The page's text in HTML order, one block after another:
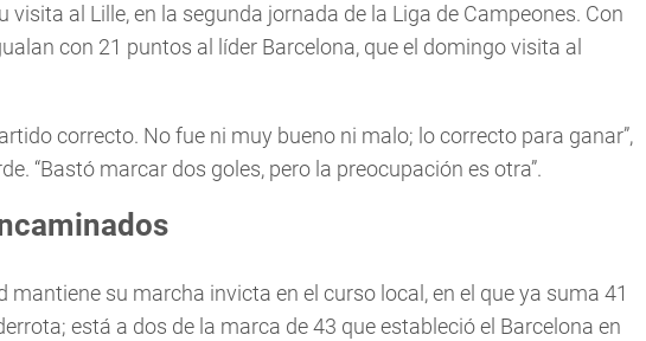
visita al Lille, en la segunda jornada de la Liga de Campeones. Con
con 21 puntos al líder Barcelona, que el domingo visita al
correcto. No fue ni muy bueno ni malo; lo correcto para ganar”,
“Bastó marcar dos goles, pero la preocupación es otra”.
mantiene su marcha invicta en el curso local, en el que ya suma 41
está a dos de la marca de 43 que estableció el Barcelona en